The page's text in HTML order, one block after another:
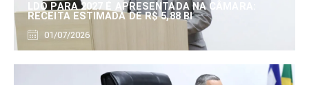
LDO PARA 2027 É APRESENTADA NA CÂMARA:
RECEITA ESTIMADA DE R$ 5,88 BI
01/07/2026